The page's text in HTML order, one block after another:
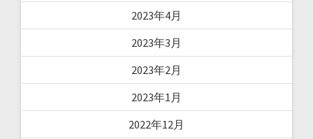
2023年4月
2023年3月
2023年2月
2023年1月
2022年12月